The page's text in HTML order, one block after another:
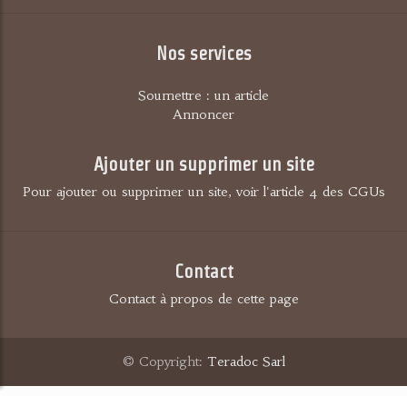
Nos services
Soumettre : un article
Annoncer
Ajouter un supprimer un site
Pour ajouter ou supprimer un site, voir l'article 4 des CGUs
Contact
Contact à propos de cette page
© Copyright: Teradoc Sarl